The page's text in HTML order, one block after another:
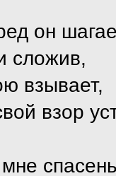
он
сложив,
взывает,
взор